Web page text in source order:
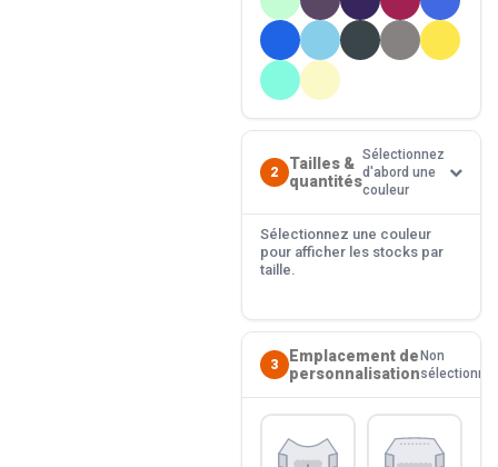
2
Tailles &
quantités
Sélectionnez
d'abord une
couleur
Sélectionnez une couleur
pour afficher les stocks par
taille.
3
Emplacement de
personnalisation
Non
sélectionné